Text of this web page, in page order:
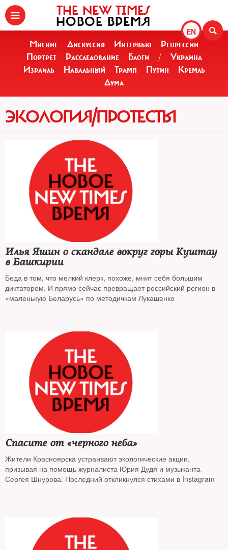
EN
THE NEW TIMES
НОВОЕ ВРЕМЯ
Мнение Дискуссия Интервью
Репрессии
Портрет
Расследование Блоги /
Украина
Израиль
Навальный Трамп Путин
Кремль
Дума
ЭКОЛОГИЯ/ПРОТЕСТЫ
Илья Яшин о скандале вокруг горы Куштау
в Башкирии
Беда в том, что мелкий клерк, похоже, мнит себя большим
диктатором. И прямо сейчас превращает российский регион в
«маленькую Беларусь» по методичкам Лукашенко
Спасите от «черного неба»
Жители Красноярска устраивают экологические акции,
призывая на помощь журналиста Юрия Дудя и музыканта
Сергея Шнурова. Последний откликнулся стихами в Instagram